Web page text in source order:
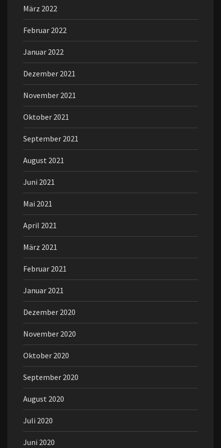
März 2022
Februar 2022
Januar 2022
Dezember 2021
November 2021
Oktober 2021
September 2021
August 2021
Juni 2021
Mai 2021
April 2021
März 2021
Februar 2021
Januar 2021
Dezember 2020
November 2020
Oktober 2020
September 2020
August 2020
Juli 2020
Juni 2020